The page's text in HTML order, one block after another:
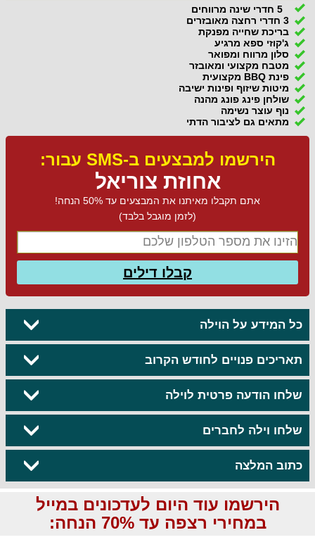
5 חדרי שינה מרווחים
3 חדרי רחצה מאובזרים
בריכת שחייה מפנקת
ג'קוזי ספא מרגיע
סלון מרווח ומפואר
מטבח מקצועי ומאובזר
פינת BBQ מקצועית
מיטות שיזוף ופינות ישיבה
שולחן פינג פונג מהנה
נוף עוצר נשימה
מתאים גם לציבור הדתי
הירשמו למבצעים ב-SMS עבור:
אחוזת צוריאל
אתם תקבלו מאיתנו את המבצעים עד 50% הנחה!
(לזמן מוגבל בלבד)
קבלו דילים
כל המידע על הוילה
תאריכים פנויים לחודש הקרוב
שלחו הודעה פרטית לוילה
שלחו וילה לחברים
כתוב המלצה
הירשמו עוד היום לעדכונים במייל
במחירי רצפה עד 70% הנחה: